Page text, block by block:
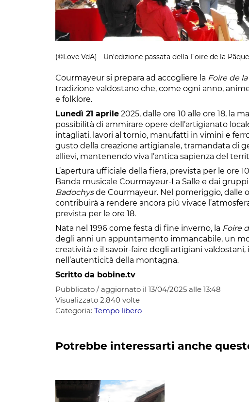
(©Love VdA) - Un'edizione passata della Foire de la
Courmayeur si prepara ad accogliere la Foire de
tradizione valdostano che, come ogni anno,
e folklore.
Lunedì 21 aprile 2025, dalle ore 10 alle ore 18, la
possibilità di ammirare opere dell’artigianato
intagliati, lavori al tornio, manufatti in vimini e
gusto della creazione artigianale, tramandata di
allievi, mantenendo viva l’antica sapienza del
L’apertura ufficiale della fiera, prevista per le ore
Banda musicale Courmayeur-La Salle e dai
Badochysde Courmayeur. Nel pomeriggio, dalle
contribuirà a rendere ancora più vivace
prevista per le ore 18.
Nata nel 1996 come festa di fine inverno, la Foire
degli anni un appuntamento immancabile, un
creatività e il savoir-faire degli artigiani
nell’autenticità della montagna.
Scritto da bobine.tv
Pubblicato / aggiornato il 13/04/2025 alle 13:48
Visualizzato 2.840 volte
Categoria: Tempo libero
Potrebbe interessarti anche